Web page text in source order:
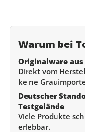
Warum bei
Originalware
Direkt vom
keine
Deutscher
Testgelände
Viele Produkte
erlebbar.